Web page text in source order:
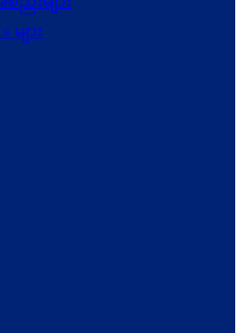
များ